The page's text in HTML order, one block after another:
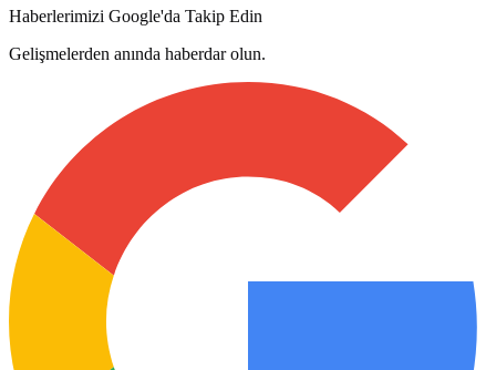
Haberlerimizi Google'da Takip Edin
Gelişmelerden anında haberdar olun.